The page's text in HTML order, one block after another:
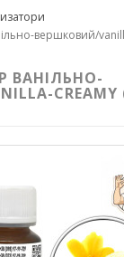
вершковий/
ВАНІЛЬНО-